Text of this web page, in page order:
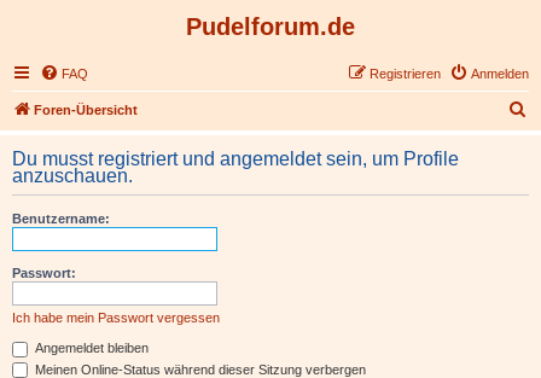
Pudelforum.de
FAQ Anmelden
Registrieren
Foren-Übersicht
u
h
Du musst registriert und angemeldet sein, um Profile
anzuschauen.
Benutzername:
Passwort:
Ich habe mein Passwort vergessen
Angemeldet bleiben
Meinen Online-Status während dieser Sitzung verbergen